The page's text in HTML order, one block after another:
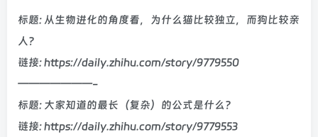
标题: 从生物进化的角度看，为什么猫比较独立，而狗比较亲
人？
链接: https://daily.zhihu.com/story/9779550
———————-
标题: 大家知道的最长（复杂）的公式是什么？
链接: https://daily.zhihu.com/story/9779553